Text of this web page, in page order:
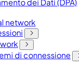
dei Dati (DPA)
network
di connessione